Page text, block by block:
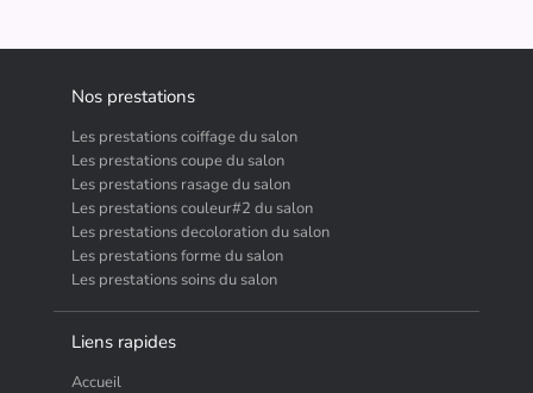
Nos prestations
Les prestations coiffage du salon
Les prestations coupe du salon
Les prestations rasage du salon
Les prestations couleur#2 du salon
Les prestations decoloration du salon
Les prestations forme du salon
Les prestations soins du salon
Liens rapides
Accueil